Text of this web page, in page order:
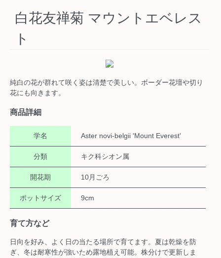
白花友禅菊 マウントエベレス
ト
純白の花が群れて咲く姿は清楚で美しい。ボーダー花壇や切り
花にも向きます。
商品詳細
学名 Aster novi-belgii 'Mount Everest'
分類 キク科シオン属
開花期 10月ごろ
ポットサイズ 9cm
育て方など
日向を好み、よく日の当たる場所で育てます。夏は乾燥を防
ぎ、冬は耐寒性が強いため露地植え可能。株分けで更新しま